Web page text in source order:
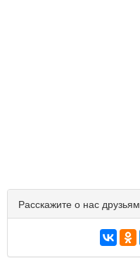
Расскажите о нас друзьям